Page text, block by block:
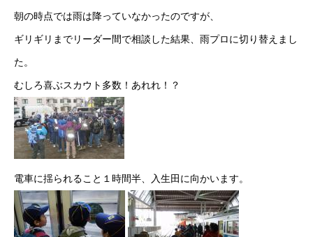
朝の時点では雨は降っていなかったのですが、
ギリギリまでリーダー間で相談した結果、雨プロに切り替えまし
た。
むしろ喜ぶスカウト多数！あれれ！？
電車に揺られること１時間半、入生田に向かいます。